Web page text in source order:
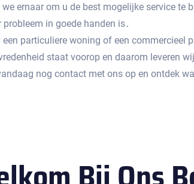
we ernaar om u de best mogelijke service te
probleem in goede handen is․
een particuliere woning of een commercieel
staat voorop en daarom leveren
nog contact met ons op en ontdek